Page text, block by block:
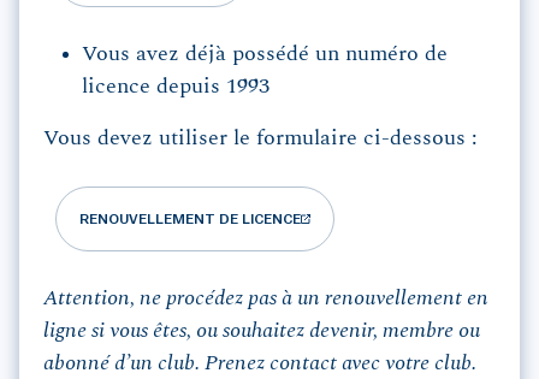
Vous avez déjà possédé un numéro de
licence depuis 1993
Vous devez utiliser le formulaire ci-dessous :
RENOUVELLEMENT DE LICENCE
Attention, ne procédez pas à un renouvellement en
ligne si vous êtes, ou souhaitez devenir, membre ou
abonné d’un club. Prenez contact avec votre club.